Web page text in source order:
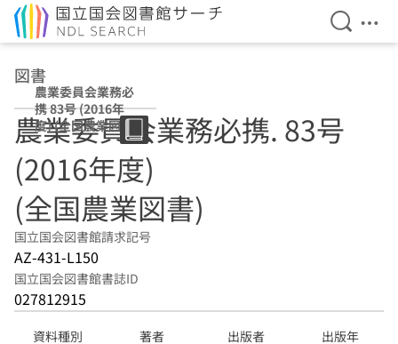
検索を
メ
図書
農業委員会業務必
携 83号 (2016年
度) (全国農業図
書)
農業委員会業務必携. 83号
(2016年度)
(全国農業図書)
国立国会図書館請求記号
AZ-431-L150
国立国会図書館書誌ID
027812915
資料種別 著者 出版者 出版年